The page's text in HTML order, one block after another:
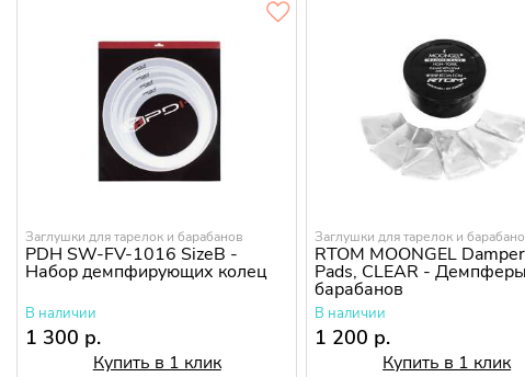
Заглушки для тарелок и барабанов
PDH SW-FV-1016 SizeB -
Набор демпфирующих колец
В наличии
1 300 р.
Купить в 1 клик
Заглушки для тарелок и
RTOM MOONGEL
Pads, CLEAR -
барабанов
В наличии
1 200 р.
Купить в 1 клик